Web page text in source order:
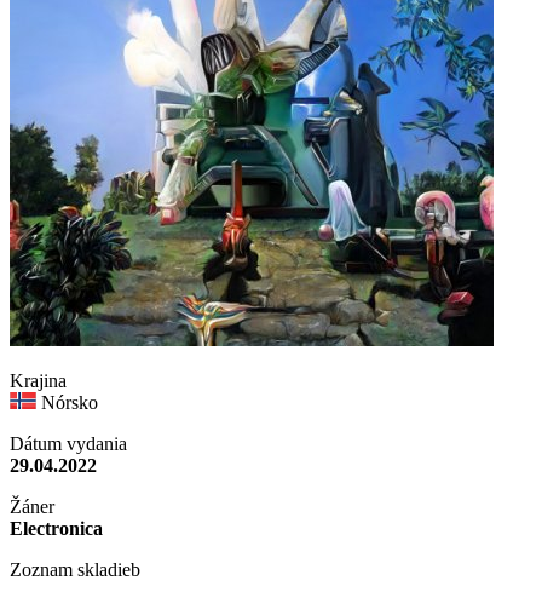
Krajina
Nórsko
Dátum vydania
29.04.2022
Žáner
Electronica
Zoznam skladieb